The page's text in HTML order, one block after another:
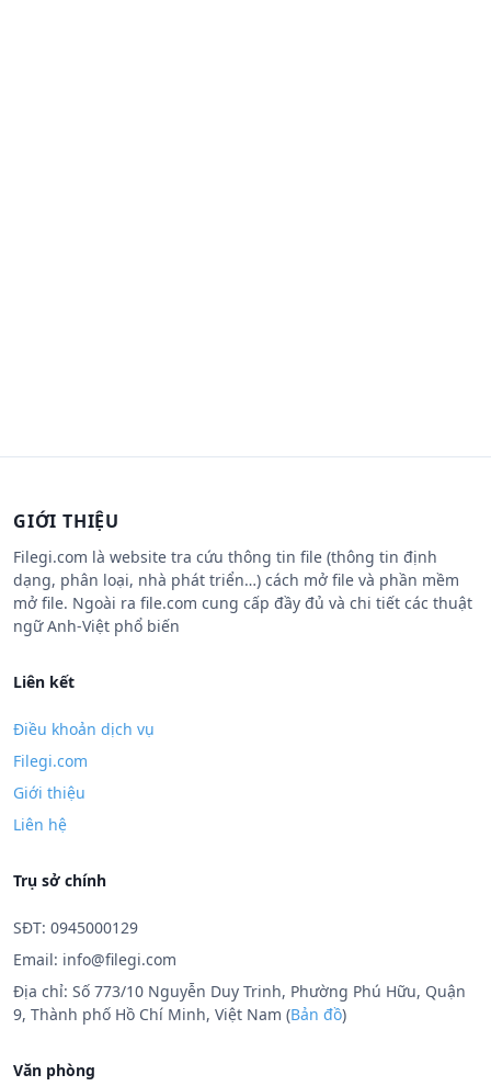
GIỚI THIỆU
Filegi.com là website tra cứu thông tin file (thông tin định
dạng, phân loại, nhà phát triển…) cách mở file và phần mềm
mở file. Ngoài ra file.com cung cấp đầy đủ và chi tiết các thuật
ngữ Anh-Việt phổ biến
Liên kết
Điều khoản dịch vụ
Filegi.com
Giới thiệu
Liên hệ
Trụ sở chính
SĐT: 0945000129
Email: info@filegi.com
Địa chỉ: Số 773/10 Nguyễn Duy Trinh, Phường Phú Hữu, Quận
9, Thành phố Hồ Chí Minh, Việt Nam (Bản đồ)
Văn phòng